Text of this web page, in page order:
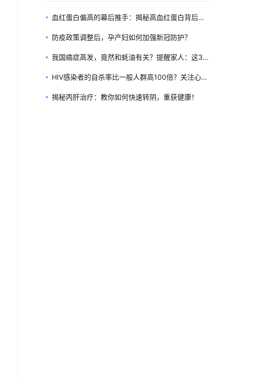
血红蛋白偏高的幕后推手：揭秘高血红蛋白背后的
五大原因
防疫政策调整后，孕产妇如何加强新冠防护？
我国癌症高发，竟然和蚝油有关？提醒家人：这3
种调味料，能不吃就不吃！
HIV感染者的自杀率比一般人群高100倍？关注心理
健康，打破认知误区
揭秘丙肝治疗：教你如何快速转阴，重获健康！